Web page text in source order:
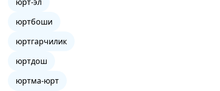
юртбоши
юртгарчилик
юртдош
юртма-юрт